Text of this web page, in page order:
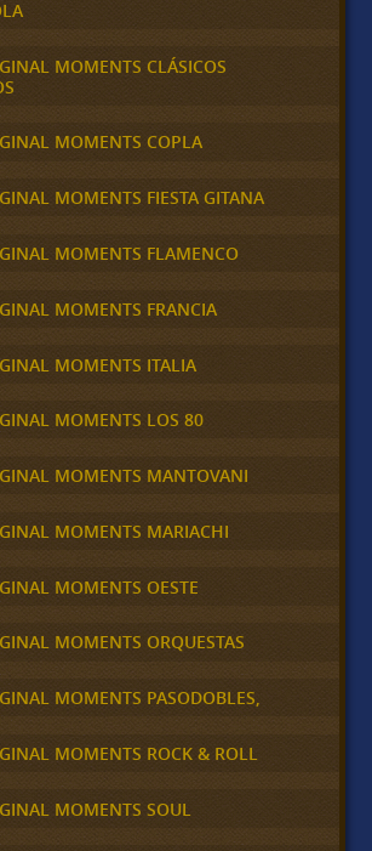
MOMENTS CLÁSICOS
MOMENTS COPLA
MOMENTS FIESTA GITANA
MOMENTS FLAMENCO
MOMENTS FRANCIA
MOMENTS ITALIA
MOMENTS LOS 80
MOMENTS MANTOVANI
MOMENTS MARIACHI
MOMENTS OESTE
MOMENTS ORQUESTAS
MOMENTS PASODOBLES,
MOMENTS ROCK & ROLL
MOMENTS SOUL